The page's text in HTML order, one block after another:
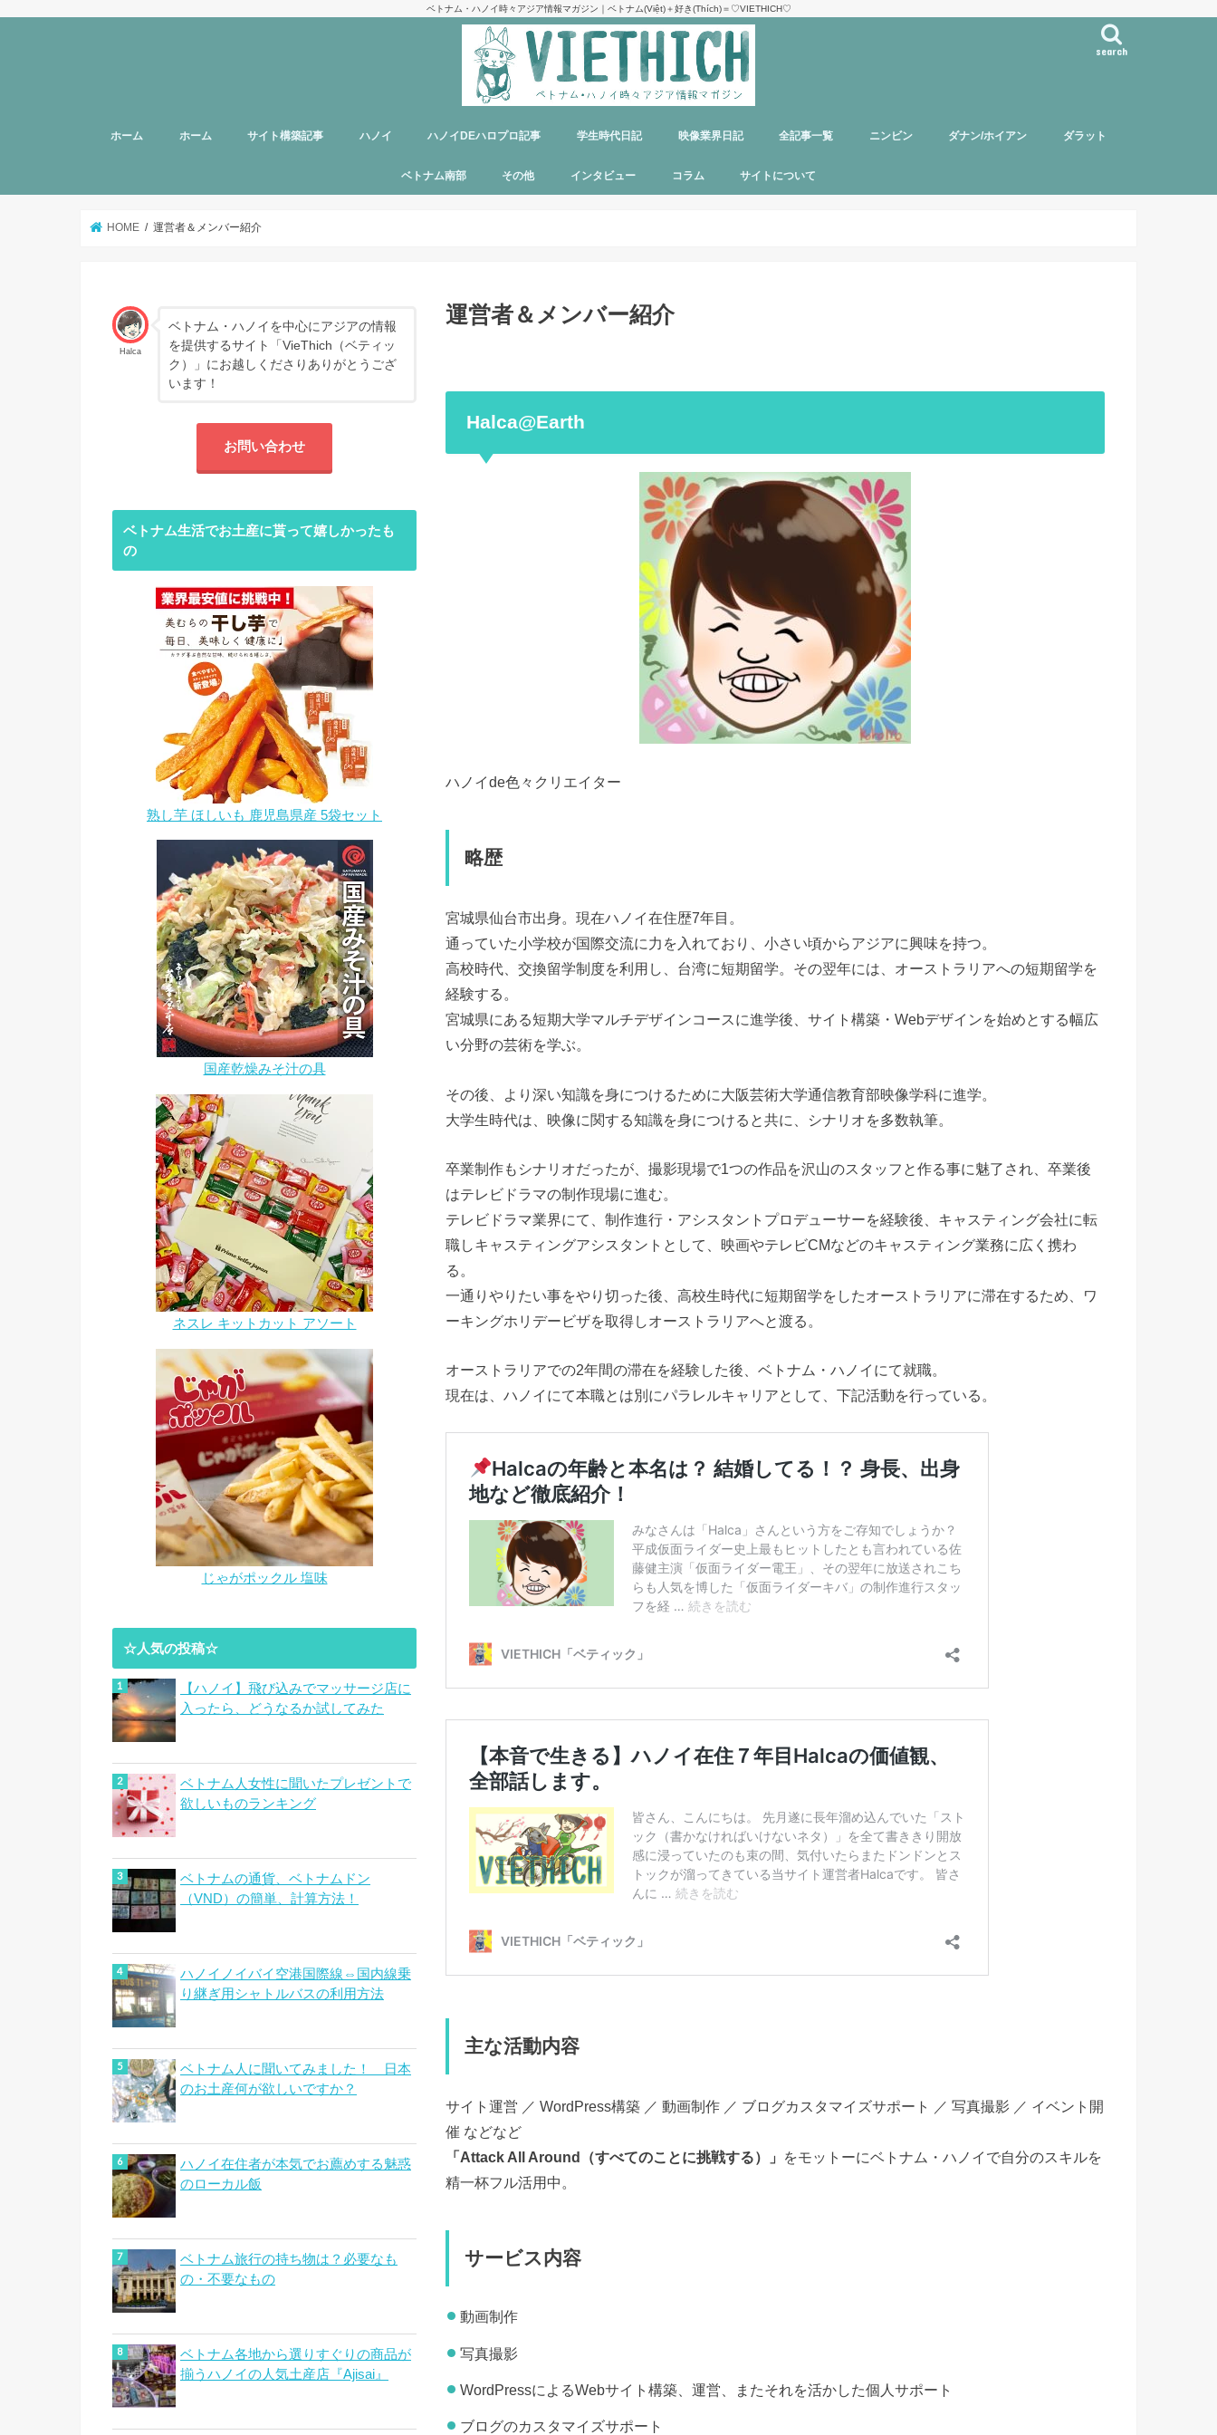
ベトナム・ハノイ時々アジア情報マガジン｜ベトナム(Việt)＋好き(Thích)＝♡VIETHICH♡
search
ホーム ホーム サイト構築記事 ハノイ
旅行者向け ベトナム料理
多国籍料理
ハンバーガー
カフェ
中華料理
日本食
ラーメン
デリバリーサービス
パブ／バー
マッサージ
ヘルスケア
ハノイ近郊観光
アンケート
ハノイDEハロプロ記事 学生時代日記 映像業界日記 全記事一覧 ニンビン ダナン/ホイアン ダラット
ベトナム南部 その他 インタビュー コラム サイトについて
HOME 運営者＆メンバー紹介
運営者＆メンバー紹介
Halca@Earth
ハノイde色々クリエイター
略歴
宮城県仙台市出身。現在ハノイ在住歴7年目。
通っていた小学校が国際交流に力を入れており、小さい頃からアジアに興味を持つ。
高校時代、交換留学制度を利用し、台湾に短期留学。その翌年には、オーストラリアへの短期留学を
経験する。
宮城県にある短期大学マルチデザインコースに進学後、サイト構築・Webデザインを始めとする幅広
い分野の芸術を学ぶ。
その後、より深い知識を身につけるために大阪芸術大学通信教育部映像学科に進学。
大学生時代は、映像に関する知識を身につけると共に、シナリオを多数執筆。
卒業制作もシナリオだったが、撮影現場で1つの作品を沢山のスタッフと作る事に魅了され、卒業後
はテレビドラマの制作現場に進む。
テレビドラマ業界にて、制作進行・アシスタントプロデューサーを経験後、キャスティング会社に転
職しキャスティングアシスタントとして、映画やテレビCMなどのキャスティング業務に広く携わ
る。
一通りやりたい事をやり切った後、高校生時代に短期留学をしたオーストラリアに滞在するため、ワ
ーキングホリデービザを取得しオーストラリアへと渡る。
オーストラリアでの2年間の滞在を経験した後、ベトナム・ハノイにて就職。
現在は、ハノイにて本職とは別にパラレルキャリアとして、下記活動を行っている。
主な活動内容
サイト運営 ／ WordPress構築 ／ 動画制作 ／ ブログカスタマイズサポート ／ 写真撮影 ／ イベント開
催 などなど
「Attack All Around（すべてのことに挑戦する）」
をモットーにベトナム・ハノイで自分のスキルを
精一杯フル活用中。
サービス内容
動画制作
写真撮影
WordPressによるWebサイト構築、運営、またそれを活かした個人サポート
ブログのカスタマイズサポート
Halca
ベトナム・ハノイを中心にアジアの情報
を提供するサイト「VieThich（ベティッ
ク）」にお越しくださりありがとうござ
います！
お問い合わせ
ベトナム生活でお土産に貰って嬉しかったも
の
熟し芋 ほしいも 鹿児島県産 5袋セット
国産乾燥みそ汁の具
ネスレ キットカット アソート
じゃがポックル 塩味
☆人気の投稿☆
【ハノイ】飛び込みでマッサージ店に
入ったら、どうなるか試してみた
ベトナム人女性に聞いたプレゼントで
欲しいものランキング
ベトナムの通貨、ベトナムドン
（VND）の簡単、計算方法！
ハノイノイバイ空港国際線⇔国内線乗
り継ぎ用シャトルバスの利用方法
ベトナム人に聞いてみました！ 日本
のお土産何が欲しいですか？
ハノイ在住者が本気でお薦めする魅惑
のローカル飯
ベトナム旅行の持ち物は？必要なも
の・不要なもの
ベトナム各地から選りすぐりの商品が
揃うハノイの人気土産店『Ajisai』